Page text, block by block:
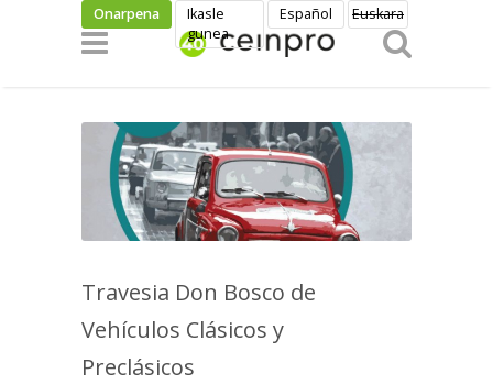
Skip to main content
Onarpena
Ikasle
gunea
Español Euskara
Travesia Don Bosco de
Vehículos Clásicos y
Preclásicos